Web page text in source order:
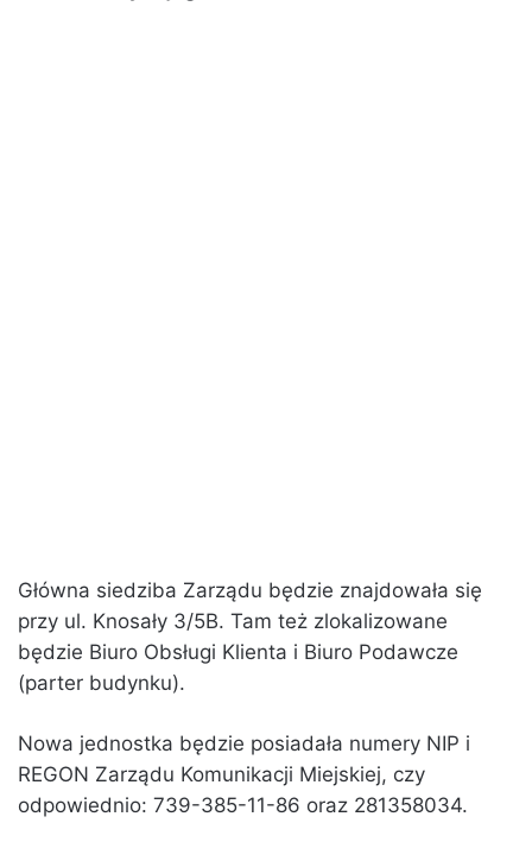
Główna siedziba Zarządu będzie znajdowała się
przy ul. Knosały 3/5B. Tam też zlokalizowane
będzie Biuro Obsługi Klienta i Biuro Podawcze
(parter budynku).
Nowa jednostka będzie posiadała numery NIP i
REGON Zarządu Komunikacji Miejskiej, czy
odpowiednio: 739-385-11-86 oraz 281358034.